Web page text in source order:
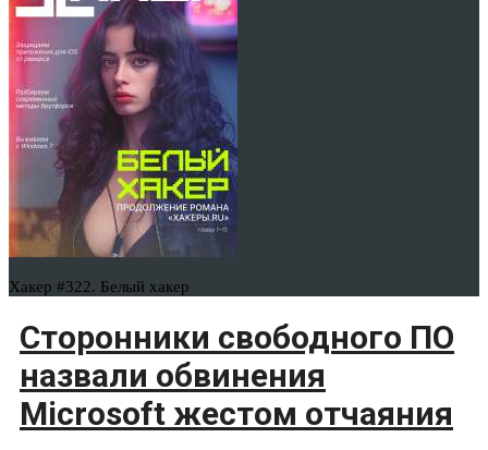
Хакер #322. Белый хакер
Сторонники свободного ПО
назвали обвинения
Microsoft жестом отчаяния